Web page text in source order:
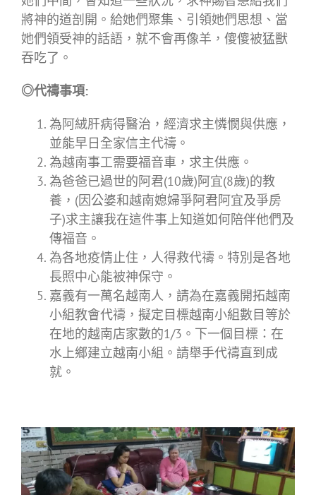
將神的道剖開。給她們聚集、引領她們思想、當
她們領受神的話語，就不會再像羊，傻傻被猛獸
吞吃了。
◎代禱事項:
為阿絨肝病得醫治，經濟求主憐憫與供應，
並能早日全家信主代禱。
為越南事工需要福音車，求主供應。
為爸爸已過世的阿君(10歲)阿宜(8歲)的教
養，(因公婆和越南媳婦爭阿君阿宜及爭房
子)求主讓我在這件事上知道如何陪伴他們及
傳福音。
為各地疫情止住，人得救代禱。特別是各地
長照中心能被神保守。
嘉義有一萬名越南人，請為在嘉義開拓越南
小組教會代禱，擬定目標越南小組數目等於
在地的越南店家數的1/3。下一個目標：在
水上鄉建立越南小組。請舉手代禱直到成
就。